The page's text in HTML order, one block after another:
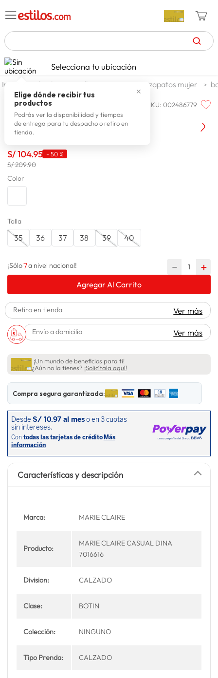
TÉRMINOS MÁS BUSCADOS
1. zapatillas mujer
2. celulares
3. zapatillas hombre
4. moda
6. tv
7.
10. lavadora
Selecciona tu ubicación
✕
Elige dónde recibir tus
productos
Podrás ver la disponibilidad y tiempos
de entrega para tu despacho o retiro en
tienda.
calzado y zapatillas zapatos mujer
MARIE CLAIRE SKU:002486779
Marie Claire Casual Dina 7016616
S/104.95 - 50 %
S/ 209.90
Color
Talla
35 36 37 38 39 40
¡Sólo7a nivel nacional! ＋
－
Agregar Al Carrito
Retiro en tienda Ver más
Envío a domicilio Ver más
¡Un mundo de beneficios para ti!
¿Aún no la tienes? ¡Solicítala aquí!
Compra segura garantizada:
Características y descripción
Marca: MARIE CLAIRE
Producto:
MARIE CLAIRE CASUAL DINA
7016616
Division: CALZADO
Clase: BOTIN
Colección: NINGUNO
Tipo Prenda: CALZADO